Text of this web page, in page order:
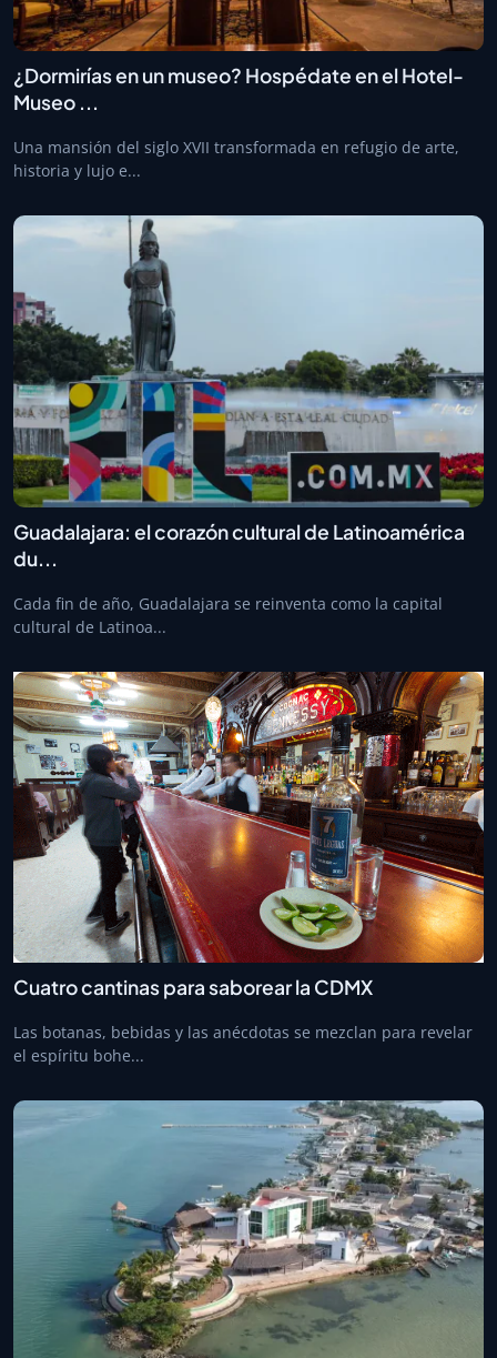
¿Dormirías en un museo? Hospédate en el Hotel-
Museo ...
Una mansión del siglo XVII transformada en refugio de arte,
historia y lujo e...
Guadalajara: el corazón cultural de Latinoamérica
du...
Cada fin de año, Guadalajara se reinventa como la capital
cultural de Latinoa...
Cuatro cantinas para saborear la CDMX
Las botanas, bebidas y las anécdotas se mezclan para revelar
el espíritu bohe...